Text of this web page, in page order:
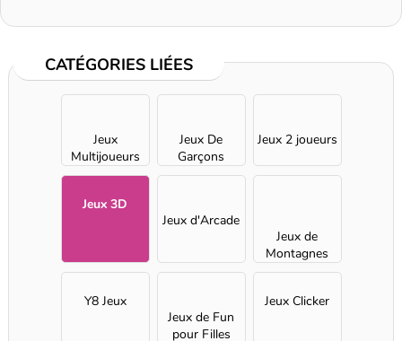
CATÉGORIES LIÉES
Jeux
Multijoueurs
Jeux De
Garçons
Jeux 2 joueurs
Jeux 3D
Jeux d'Arcade
Jeux de
Montagnes
Russes
Y8 Jeux
Jeux de Fun
pour Filles
Jeux Clicker